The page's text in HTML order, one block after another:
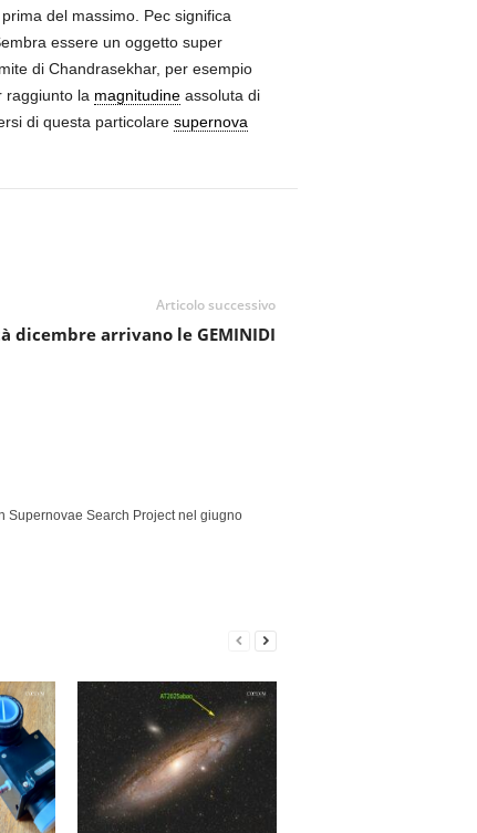
del massimo. Pec significa
essere un oggetto super
di Chandrasekhar, per esempio
raggiunto la magnitudineassoluta di
di questa particolare supernova
Articolo successivo
dicembre arrivano le GEMINIDI
Supernovae Search Project nel giugno